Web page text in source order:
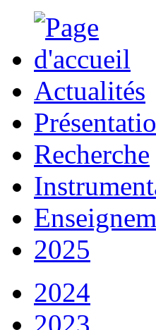
Actualités
Recherche
2025
2024